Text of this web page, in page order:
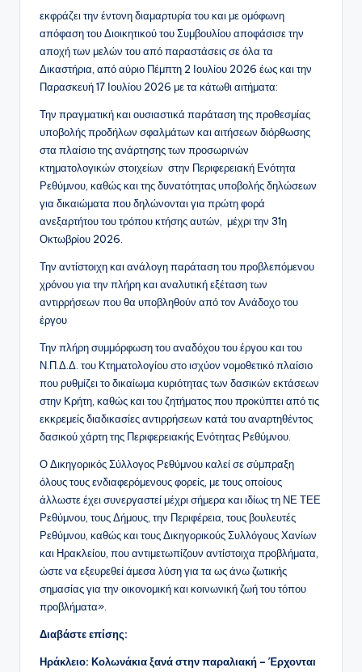
εκφράζει την έντονη διαμαρτυρία του και με ομόφωνη
απόφαση του Διοικητικού του Συμβουλίου αποφάσισε την
αποχή των μελών του από παραστάσεις σε όλα τα
Δικαστήρια, από αύριο Πέμπτη 2 Ιουλίου 2026 έως και την
Παρασκευή 17 Ιουλίου 2026 με τα κάτωθι αιτήματα:
Την πραγματική και ουσιαστικά παράταση της προθεσμίας
υποβολής προδήλων σφαλμάτων και αιτήσεων διόρθωσης
στα πλαίσιο της ανάρτησης των προσωρινών
κτηματολογικών στοιχείων στην Περιφερειακή Ενότητα
Ρεθύμνου, καθώς και της δυνατότητας υποβολής δηλώσεων
για δικαιώματα που δηλώνονται για πρώτη φορά
ανεξαρτήτου του τρόπου κτήσης αυτών, μέχρι την 31η
Οκτωβρίου 2026.
Την αντίστοιχη και ανάλογη παράταση του προβλεπόμενου
χρόνου για την πλήρη και αναλυτική εξέταση των
αντιρρήσεων που θα υποβληθούν από τον Ανάδοχο του
έργου
Την πλήρη συμμόρφωση του αναδόχου του έργου και του
Ν.Π.Δ.Δ. του Κτηματολογίου στο ισχύον νομοθετικό πλαίσιο
που ρυθμίζει το δικαίωμα κυριότητας των δασικών εκτάσεων
στην Κρήτη, καθώς και του ζητήματος που προκύπτει από τις
εκκρεμείς διαδικασίες αντιρρήσεων κατά του αναρτηθέντος
δασικού χάρτη της Περιφερειακής Ενότητας Ρεθύμνου.
Ο Δικηγορικός Σύλλογος Ρεθύμνου καλεί σε σύμπραξη
όλους τους ενδιαφερόμενους φορείς, με τους οποίους
άλλωστε έχει συνεργαστεί μέχρι σήμερα και ιδίως τη ΝΕ ΤΕΕ
Ρεθύμνου, τους Δήμους, την Περιφέρεια, τους βουλευτές
Ρεθύμνου, καθώς και τους Δικηγορικούς Συλλόγους Χανίων
και Ηρακλείου, που αντιμετωπίζουν αντίστοιχα προβλήματα,
ώστε να εξευρεθεί άμεσα λύση για τα ως άνω ζωτικής
σημασίας για την οικονομική και κοινωνική ζωή του τόπου
προβλήματα».
Διαβάστε επίσης:
Ηράκλειο: Κολωνάκια ξανά στην παραλιακή – Έρχονται